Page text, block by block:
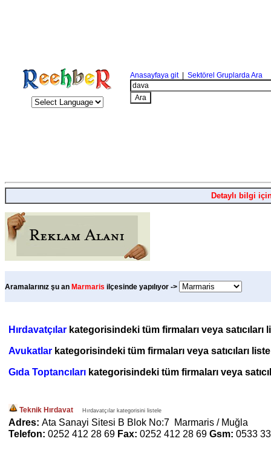
Anasayfaya git| Sektörel Gruplarda Ara
Detaylı bilgi
Aramalarınız şu an Marmaris ilçesinde yapılıyor ->
Hırdavatçılar kategorisindeki tüm firmaları veya
Avukatlar kategorisindeki tüm firmaları veya satıcıları
Gıda Toptancıları kategorisindeki tüm firmaları veya
Teknik Hırdavat Hırdavatçılar kategorisini listele
Adres: Ata Sanayi Sitesi B Blok No:7 Marmaris / Muğla
Telefon: 0252 412 28 69 Fax: 0252 412 28 69 Gsm: 0533